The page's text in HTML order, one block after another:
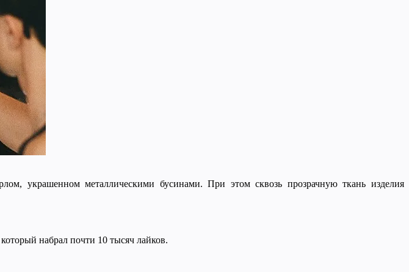
украшенном металлическими бусинами. При этом сквозь прозрачную ткань изделия
набрал почти 10 тысяч лайков.